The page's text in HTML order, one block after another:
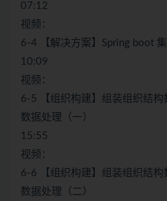
07:12
视频：
6-4 【解决方案】Spring boot
10:09
视频：
6-5 【组织构建】组装组织结
数据处理（一）
15:55
视频：
6-6 【组织构建】组装组织结
数据处理（二）